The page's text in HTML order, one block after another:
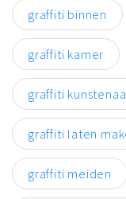
graffiti binnen
graffiti kamer
graffiti
graffiti laten
graffiti meiden